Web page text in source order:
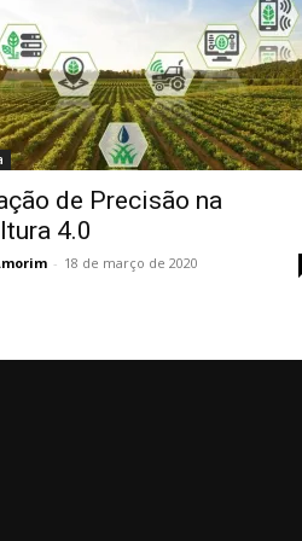
de Precisão na
4.0
- 18 de março de 2020